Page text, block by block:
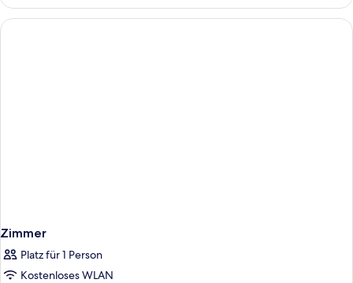
Zimmer
Platz für 1 Person
Kostenloses WLAN